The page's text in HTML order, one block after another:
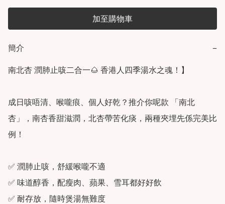
加至購物車
簡介 −
南北杏 潤肺止咳二合一🌰 香港人四季湯水之魂！】
成日咳唔清、喉嚨痕、個人好乾？推介你呢款 「南北
杏」，南杏香甜滋潤，北杏帶苦化痰，兩種夾埋先係完美比
例！
✅ 潤肺止咳，舒緩喉嚨不適
✅ 味道醇香，配瘦肉、蘋果、雪耳都好好飲
✅ 耐存放，隨時煲湯無難度